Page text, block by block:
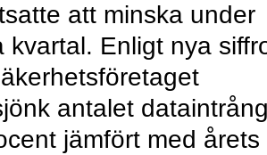
att minska under
kvartal. Enligt nya
antalet
jämfört med årets